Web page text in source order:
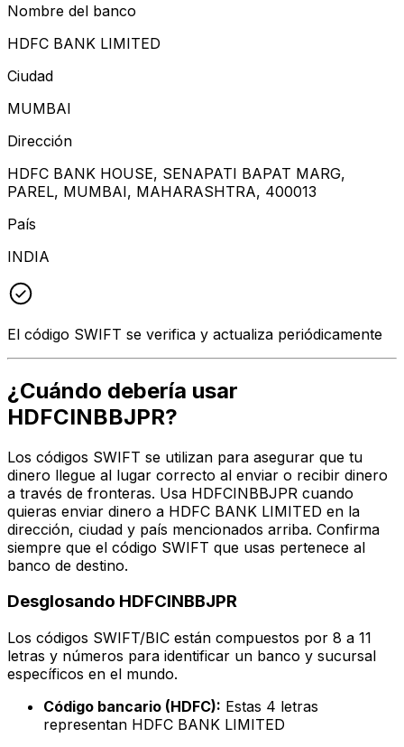
Nombre del banco
HDFC BANK LIMITED
Ciudad
MUMBAI
Dirección
HDFC BANK HOUSE, SENAPATI BAPAT MARG,
PAREL, MUMBAI, MAHARASHTRA, 400013
País
INDIA
El código SWIFT se verifica y actualiza periódicamente
¿Cuándo debería usar
HDFCINBBJPR?
Los códigos SWIFT se utilizan para asegurar que tu
dinero llegue al lugar correcto al enviar o recibir dinero
a través de fronteras. Usa HDFCINBBJPR cuando
quieras enviar dinero a HDFC BANK LIMITED en la
dirección, ciudad y país mencionados arriba. Confirma
siempre que el código SWIFT que usas pertenece al
banco de destino.
Desglosando HDFCINBBJPR
Los códigos SWIFT/BIC están compuestos por 8 a 11
letras y números para identificar un banco y sucursal
específicos en el mundo.
Código bancario (HDFC): Estas 4 letras
representan HDFC BANK LIMITED